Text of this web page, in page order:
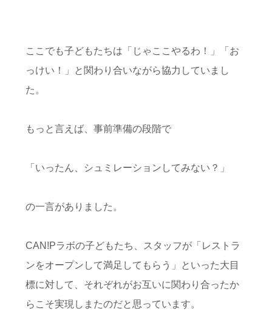
ここでも子どもたちは「じゃここやるわ！」「お
っけい！」と関わり合いながら協力していまし
た。
もっと言えば、事前準備の段階で
「いったん、シュミレーションしてみない？」
の一言がありました。
CAN!Pラボの子どもたち、スタッフが「レストラ
ンをオープンして満足してもらう」といった大目
標に対して、それぞれがお互いに関わり合ったか
らこそ実現しまたのだと思っています。